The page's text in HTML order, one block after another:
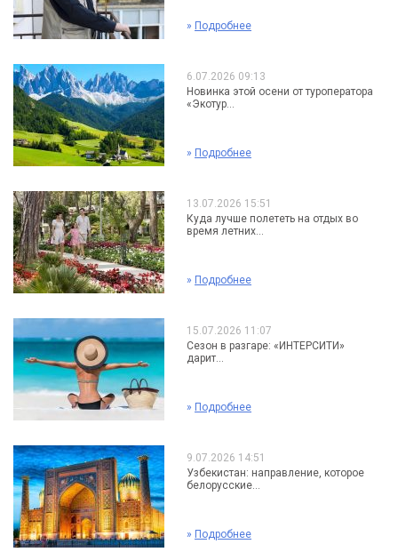
» Подробнее
6.07.2026 09:13
Новинка этой осени от туроператора
«Экотур...
» Подробнее
13.07.2026 15:51
Куда лучше полететь на отдых во
время летних...
» Подробнее
15.07.2026 11:07
Сезон в разгаре: «ИНТЕРСИТИ»
дарит...
» Подробнее
9.07.2026 14:51
Узбекистан: направление, которое
белорусские...
» Подробнее